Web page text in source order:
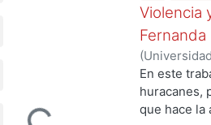
Violencia
(
de
En este
huracanes,
que hace la